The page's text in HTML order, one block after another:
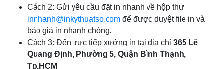
Cách 2: Gửi yêu cầu đặt in nhanh về hộp thư
innhanh@inkythuatso.com để được duyệt file in và
báo giá in nhanh chóng.
Cách 3: Đến trực tiếp xưởng in tại địa chỉ 365 Lê
Quang Định, Phường 5, Quận Bình Thạnh,
Tp.HCM